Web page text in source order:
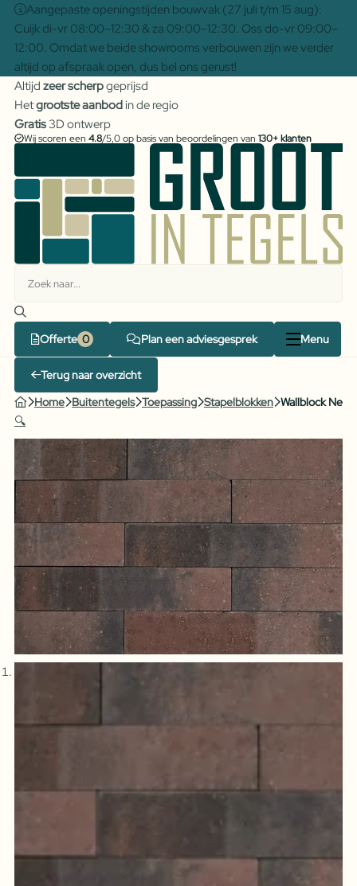
Aangepaste openingstijden bouwvak (27 juli t/m 15 aug):
Cuijk di-vr 08:00–12:30 & za 09:00–12:30. Oss do-vr 09:00–
12:00. Omdat we beide showrooms verbouwen zijn we verder
altijd op afspraak open, dus bel ons gerust!
Altijd zeer scherpgeprijsd
Hetgrootste aanbodin de regio
Gratis3D ontwerp
Wij scoren een 4.8/5,0 op basis van beoordelingen van 130+ klanten
Offerte Plan een adviesgesprek Menu
Terug naar overzicht
Home Buitentegels Toepassing Stapelblokken Wallblock New
🔍